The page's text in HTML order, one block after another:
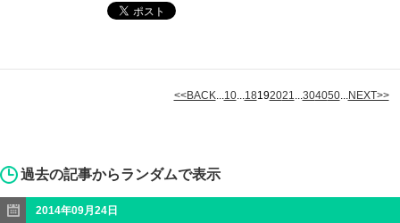
<<BACK...10...18192021...304050...NEXT>>
過去の記事からランダムで表示
2014年09月24日